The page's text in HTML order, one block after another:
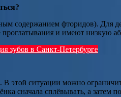
содержанием фторидов). Для
и имеют низкую
зубов в Санкт-Петербурге
этой ситуации можно
сначала сплёвывать, а затем